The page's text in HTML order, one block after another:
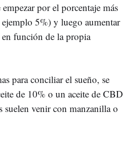
empezar por el porcentaje más
5%) y luego aumentar
función de la propia
para conciliar el sueño, se
de 10% o un aceite de CBD
suelen venir con manzanilla o